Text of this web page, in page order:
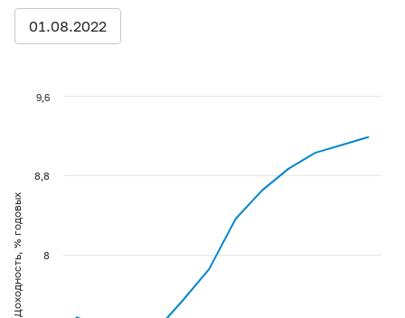
01.08.2022
Доходность, % годовых 8
8,8
9,6